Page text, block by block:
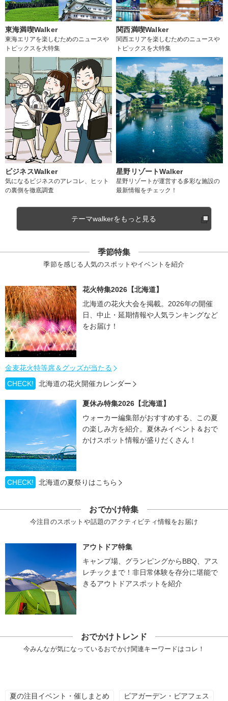
東海満喫Walker
東海エリアを楽しむためのニュースや
トピックスを大特集
関西満喫Walker
関西エリアを楽しむためのニュースや
トピックスを大特集
ビジネスWalker
気になるビジネスのアレコレ、ヒット
の裏側を徹底調査
星野リゾートWalker
星野リゾートが運営する多彩な施設の
最新情報をチェック！
テーマwalkerをもっと見る
季節特集
季節を感じる人気のスポットやイベントを紹介
花火特集2026【北海道】
北海道の花火大会を掲載。2026年の開催
日、中止・延期情報や人気ランキングなど
をお届け！
金麦花火特等席＆グッズが当たる
CHECK!
北海道の花火開催カレンダー
夏休み特集2026【北海道】
ウォーカー編集部がおすすめする、この夏
の楽しみ方を紹介。夏休みイベント＆おで
かけスポット情報が盛りだくさん！
CHECK! 北海道の夏祭りはこちら
おでかけ特集
今注目のスポットや話題のアクティビティ情報をお届け
アウトドア特集
キャンプ場、グランピングからBBQ、アス
レチックまで！非日常体験を存分に堪能で
きるアウトドアスポットを紹介
おでかけトレンド
今みんなが気になっているおでかけ関連キーワードはコレ！
夏の注目イベント・催しまとめ ビアガーデン・ビアフェス